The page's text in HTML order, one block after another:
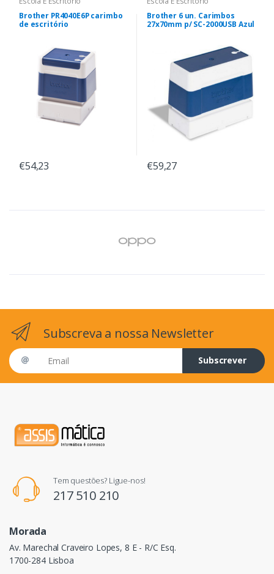
Brother PR4040E6P carimbo
de escritório
€54,23
Brother 6 un. Carimbos
27x70mm p/ SC-2000USB Azul
€59,27
Subscreva a nossa Newsletter
Email address
Subscrever
Tem questões? Ligue-nos!
217 510 210
Morada
Av. Marechal Craveiro Lopes, 8 E - R/C Esq.
1700-284 Lisboa